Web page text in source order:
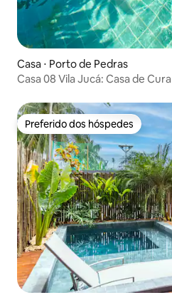
Casa ⋅ Porto de Pedras
Casa 08 Vila Jucá: Casa de Cura
Preferido dos hóspedes
Preferido dos hóspedes